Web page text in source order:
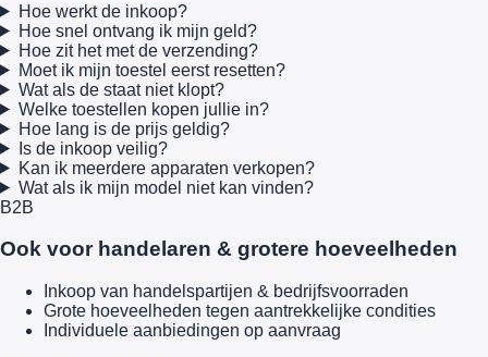
Hoe werkt de inkoop?
Hoe snel ontvang ik mijn geld?
Hoe zit het met de verzending?
Moet ik mijn toestel eerst resetten?
Wat als de staat niet klopt?
Welke toestellen kopen jullie in?
Hoe lang is de prijs geldig?
Is de inkoop veilig?
Kan ik meerdere apparaten verkopen?
Wat als ik mijn model niet kan vinden?
B2B
Ook voor handelaren & grotere hoeveelheden
Inkoop van handelspartijen & bedrijfsvoorraden
Grote hoeveelheden tegen aantrekkelijke condities
Individuele aanbiedingen op aanvraag